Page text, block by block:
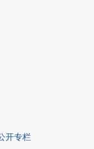
开专栏